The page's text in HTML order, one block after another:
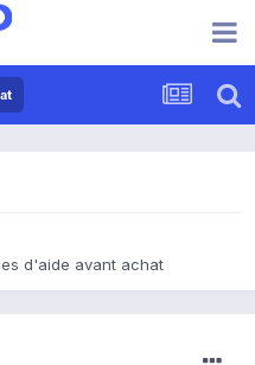
d'aide avant achat